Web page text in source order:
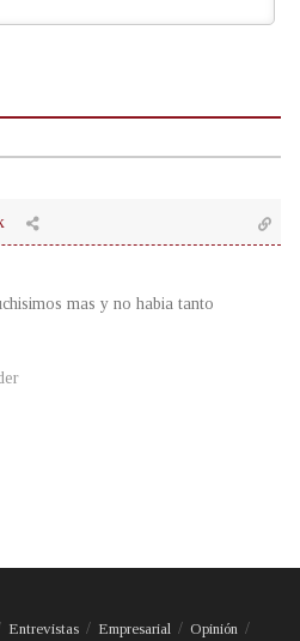
mas y no habia tanto
Entrevistas Empresarial Opinión